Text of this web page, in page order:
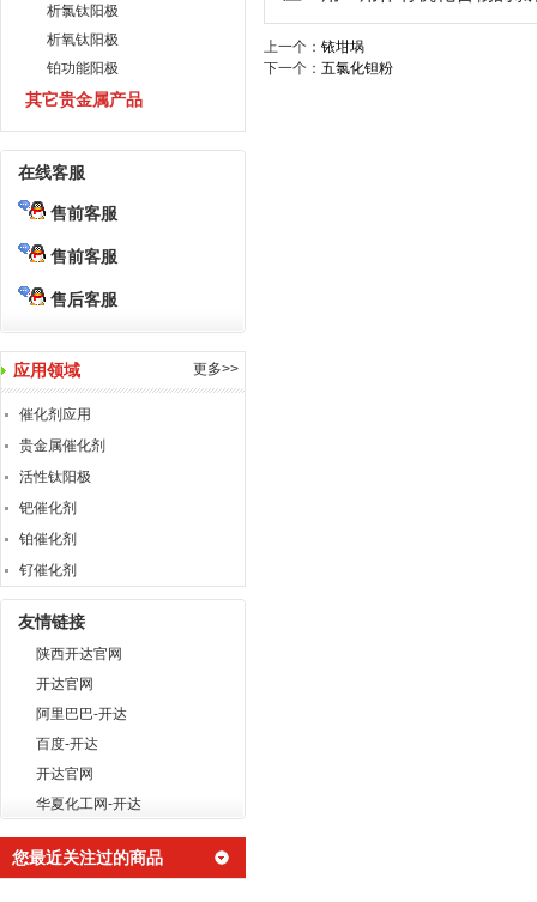
析氯钛阳极
析氧钛阳极
铂功能阳极
其它贵金属产品
在线客服
售前客服
售前客服
售后客服
应用领域 更多>>
催化剂应用
贵金属催化剂
活性钛阳极
钯催化剂
铂催化剂
钌催化剂
友情链接
陕西开达官网
开达官网
阿里巴巴-开达
百度-开达
开达官网
华夏化工网-开达
您最近关注过的商品
上一个： 铱坩埚
下一个： 五氯化钽粉